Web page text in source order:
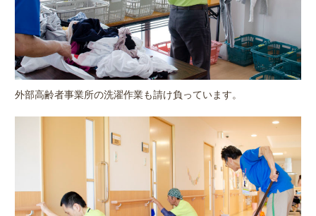
外部高齢者事業所の洗濯作業も請け負っています。